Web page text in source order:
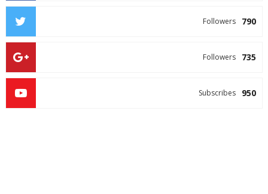
790
Followers
735
Followers
950
Subscribes